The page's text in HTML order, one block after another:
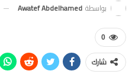
بواسطة Awatef Abdelhamed
0
شارك